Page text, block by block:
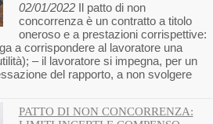
02/01/2022Il patto di non
concorrenza è un contratto a titolo
oneroso e a prestazioni corrispettive:
a corrispondere al lavoratore una
– il lavoratore si impegna, per un
del rapporto, a non svolgere
PATTO DI NON CONCORRENZA: